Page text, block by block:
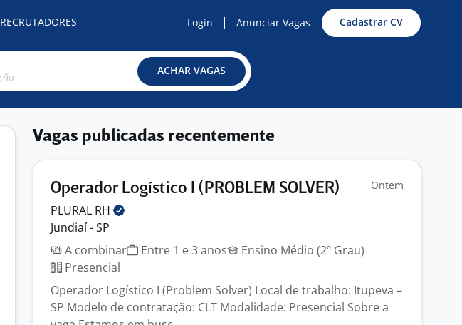
RECRUTADORES Login Anunciar Vagas Cadastrar CV
ACHAR VAGAS
Vagas publicadas recentemente
Operador Logístico I (PROBLEM SOLVER) Ontem
PLURAL RH
Jundiaí - SP
A combinar
Entre 1 e 3 anos
Ensino Médio (2º Grau)
Presencial
Operador Logístico I (Problem Solver) Local de trabalho: Itupeva –
SP Modelo de contratação: CLT Modalidade: Presencial Sobre a